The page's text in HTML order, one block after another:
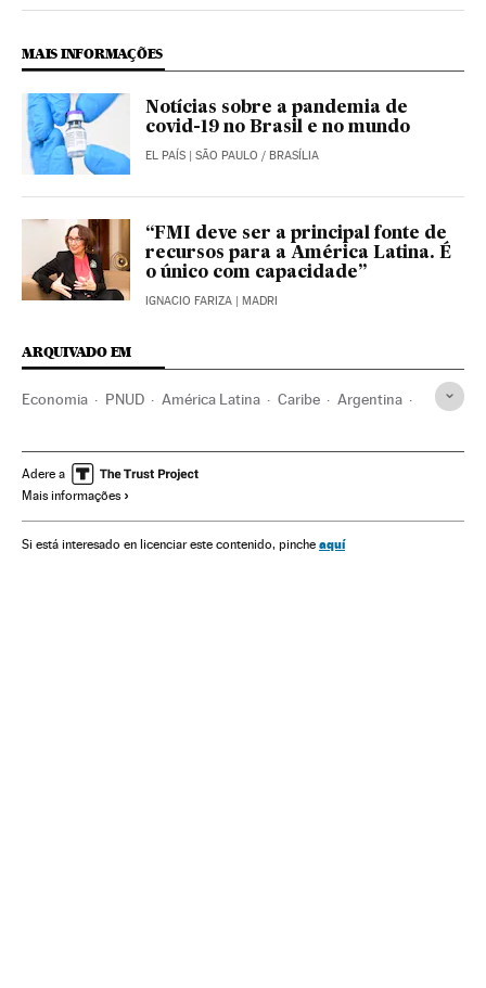
MAIS INFORMAÇÕES
Notícias sobre a pandemia de
covid-19 no Brasil e no mundo
EL PAÍS | SÃO PAULO / BRASÍLIA
“FMI deve ser a principal fonte de
recursos para a América Latina. É
o único com capacidade”
IGNACIO FARIZA | MADRI
ARQUIVADO EM
Economia PNUD América Latina Caribe Argentina
Haiti El Salvador Honduras
Coronavirus Covid-19 Coronavirus Crise econômica
Adere a
Mais informações
Si está interesado en licenciar este contenido, pinche aquí